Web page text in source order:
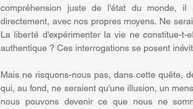
compréhension juste de l'état du monde,
directement, avec nos propres moyens. Ne
La liberté d'expérimenter la vie ne constitue-
authentique ? Ces interrogations se posent
Mais ne risquons-nous pas, dans cette quête,
qui, au fond, ne seraient qu'une illusion, un
nous pouvons devenir ce que nous ne